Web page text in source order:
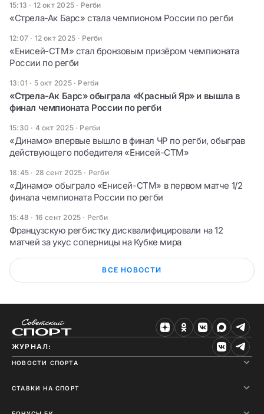
15:13 · 12 окт 2025· Регби
«Стрела-Ак Барс» стала чемпионом России по регби
12:07 · 12 окт 2025· Регби
«Енисей-СТМ» стал бронзовым призёром чемпионата
России по регби
13:01 · 5 окт 2025· Регби
«Стрела-Ак Барс» обыграла «Красный Яр» и вышла в
финал чемпионата России по регби
15:30 · 4 окт 2025· Регби
«Динамо» впервые вышло в финал ЧР по регби, обыграв
действующего победителя «Енисей-СТМ»
18:45 · 28 сент 2025 · Регби
«Динамо» обыграло «Енисей-СТМ» в первом матче 1/2
финала чемпионата России по регби
15:48 · 16 сент 2025 · Регби
Французскую регбистку дисквалифицировали на 12
матчей за укус соперницы на Кубке мира
ВСЕ НОВОСТИ
ЖУРНАЛ:
НОВОСТИ СПОРТА
СТАВКИ НА СПОРТ